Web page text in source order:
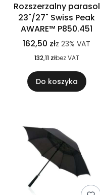
Rozszerzalny parasol
23"/27" Swiss Peak
AWARE™ P850.451
162,50 złz 23% VAT
132,11 złbez VAT
Do koszyka